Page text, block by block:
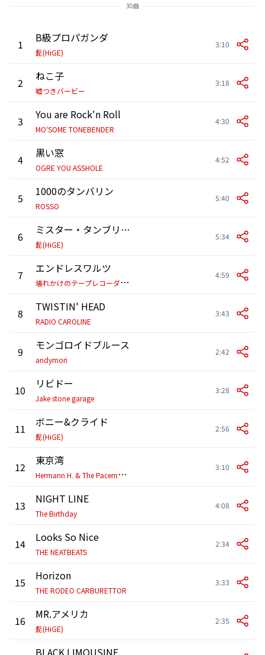
30曲
1 B級プロパガンダ
髭(HiGE)
3:10
2 ねこ子
嘘つきバービー
3:18
3 You are Rock'n Roll
MO'SOME TONEBENDER
4:30
4 黒い窓
OGRE YOU ASSHOLE
4:52
5 1000のタンバリン
ROSSO
5:40
6 ミスター・タンブリンマン
髭(HiGE)
5:34
7
エンドレスワルツ
壊
れかけのテープレコーダーズ
4:59
8 TWISTIN' HEAD
RADIO CAROLINE
3:43
9 モンゴロイドブルース
andymori
2:42
10 リビドー
Jake stone garage
3:28
11 ボニー&クライド
髭(HiGE)
2:56
12
東京湾
H
ermann H. & The Pacemakers
3:10
13 NIGHT LINE
The Birthday
4:08
14 Looks So Nice
THE NEATBEATS
2:34
15 Horizon
THE RODEO CARBURETTOR
3:33
16 MR.アメリカ
髭(HiGE)
2:35
BLACK LIMOUSINE